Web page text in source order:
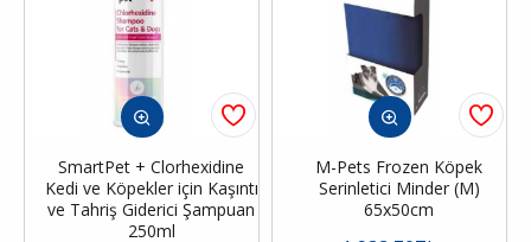
SmartPet + Clorhexidine
Kedi ve Köpekler için Kaşıntı
ve Tahriş Giderici Şampuan
250ml
M-Pets Frozen Köpek
Serinletici Minder (M)
65x50cm